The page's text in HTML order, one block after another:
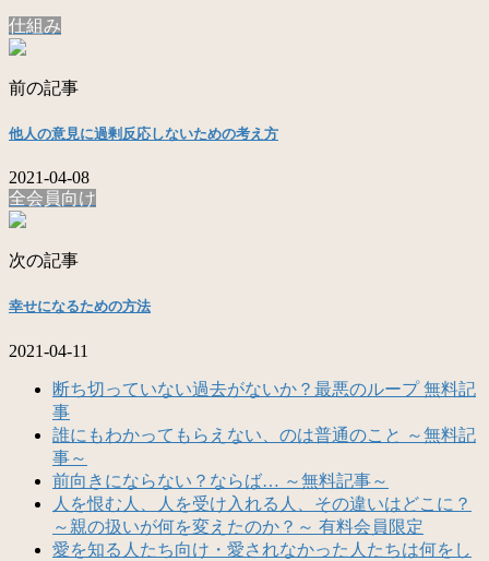
仕組み
前の記事
他人の意見に過剰反応しないための考え方
2021-04-08
全会員向け
次の記事
幸せになるための方法
2021-04-11
断ち切っていない過去がないか？最悪のループ 無料記
事
誰にもわかってもらえない、のは普通のこと ～無料記
事～
前向きにならない？ならば… ～無料記事～
人を恨む人、人を受け入れる人、その違いはどこに？
～親の扱いが何を変えたのか？～ 有料会員限定
愛を知る人たち向け・愛されなかった人たちは何をし